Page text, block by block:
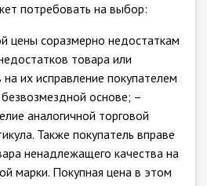
потребовать на выбор:
цены соразмерно недостаткам
товара или
их исправление покупателем
основе; –
аналогичной торговой
Также покупатель вправе
ненадлежащего качества на
марки. Покупная цена в этом